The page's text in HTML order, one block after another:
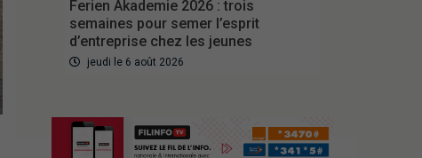
Ferien Akademie 2026 : trois
semaines pour semer l’esprit
d’entreprise chez les jeunes
jeudi le 6 août 2026